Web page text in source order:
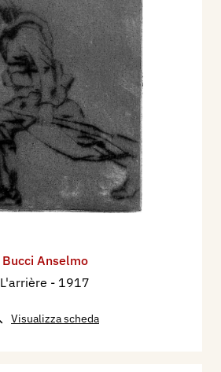
Bucci Anselmo
L'arrière - 1917
Visualizza scheda